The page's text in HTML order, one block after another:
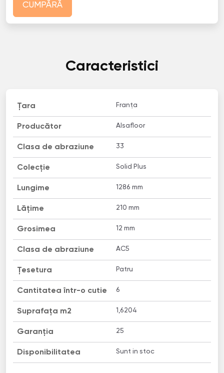
CUMPĂRĂ
Caracteristici
Țara Franța
Producător Alsafloor
Clasa de abraziune 33
Colecție Solid Plus
Lungime 1286 mm
Lățime 210 mm
Grosimea 12 mm
Clasa de abraziune AC5
Țesetura Patru
Cantitatea într-o cutie 6
Suprafața m2 1,6204
Garanția 25
Disponibilitatea Sunt in stoc